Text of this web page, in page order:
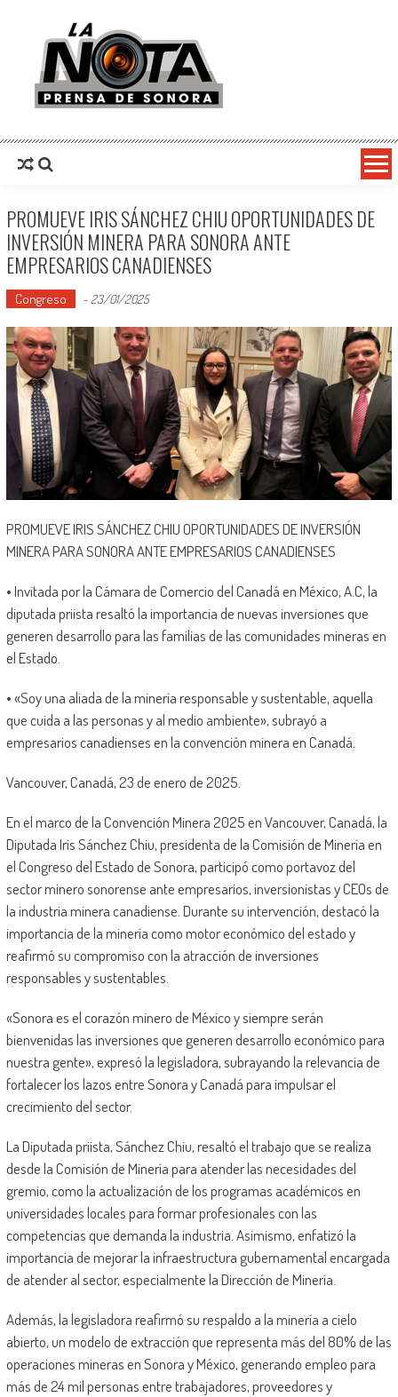
La Nota Prensa De Sonora
PROMUEVE IRIS SÁNCHEZ CHIU OPORTUNIDADES DE
INVERSIÓN MINERA PARA SONORA ANTE
EMPRESARIOS CANADIENSES
Congreso - 23/01/2025
PROMUEVE IRIS SÁNCHEZ CHIU OPORTUNIDADES DE INVERSIÓN
MINERA PARA SONORA ANTE EMPRESARIOS CANADIENSES
• Invitada por la Cámara de Comercio del Canadá en México, A.C, la
diputada priista resaltó la importancia de nuevas inversiones que
generen desarrollo para las familias de las comunidades mineras en
el Estado.
• «Soy una aliada de la minería responsable y sustentable, aquella
que cuida a las personas y al medio ambiente», subrayó a
empresarios canadienses en la convención minera en Canadá.
Vancouver, Canadá, 23 de enero de 2025.
En el marco de la Convención Minera 2025 en Vancouver, Canadá, la
Diputada Iris Sánchez Chiu, presidenta de la Comisión de Minería en
el Congreso del Estado de Sonora, participó como portavoz del
sector minero sonorense ante empresarios, inversionistas y CEOs de
la industria minera canadiense. Durante su intervención, destacó la
importancia de la minería como motor económico del estado y
reafirmó su compromiso con la atracción de inversiones
responsables y sustentables.
«Sonora es el corazón minero de México y siempre serán
bienvenidas las inversiones que generen desarrollo económico para
nuestra gente», expresó la legisladora, subrayando la relevancia de
fortalecer los lazos entre Sonora y Canadá para impulsar el
crecimiento del sector.
La Diputada priista, Sánchez Chiu, resaltó el trabajo que se realiza
desde la Comisión de Minería para atender las necesidades del
gremio, como la actualización de los programas académicos en
universidades locales para formar profesionales con las
competencias que demanda la industria. Asimismo, enfatizó la
importancia de mejorar la infraestructura gubernamental encargada
de atender al sector, especialmente la Dirección de Minería.
Además, la legisladora reafirmó su respaldo a la minería a cielo
abierto, un modelo de extracción que representa más del 80% de las
operaciones mineras en Sonora y México, generando empleo para
más de 24 mil personas entre trabajadores, proveedores y